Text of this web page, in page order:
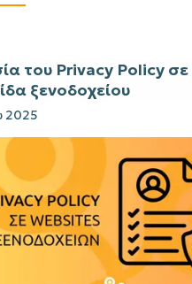
του Privacy Policy σε
ξενοδοχείου
2025